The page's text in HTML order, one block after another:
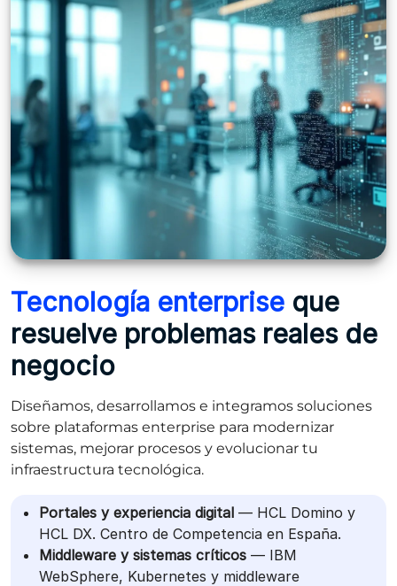
Tecnología enterprise que
resuelve problemas reales de
negocio
Diseñamos, desarrollamos e integramos soluciones
sobre plataformas enterprise para modernizar
sistemas, mejorar procesos y evolucionar tu
infraestructura tecnológica.
Portales y experiencia digital — HCL Domino y
HCL DX. Centro de Competencia en España.
Middleware y sistemas críticos — IBM
WebSphere, Kubernetes y middleware